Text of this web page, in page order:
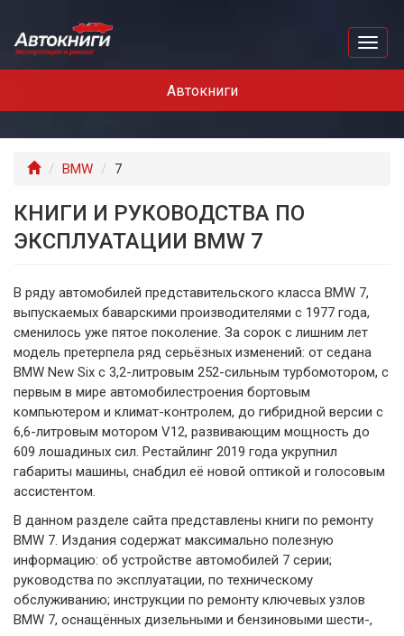
Автокниги
Главная
BMW 7
КНИГИ И РУКОВОДСТВА ПО
ЭКСПЛУАТАЦИИ BMW 7
В ряду автомобилей представительского класса BMW 7,
выпускаемых баварскими производителями с 1977 года,
сменилось уже пятое поколение. За сорок с лишним лет
модель претерпела ряд серьёзных изменений: от седана
BMW New Six с 3,2-литровым 252-сильным турбомотором, с
первым в мире автомобилестроения бортовым
компьютером и климат-контролем, до гибридной версии с
6,6-литровым мотором V12, развивающим мощность до
609 лошадиных сил. Рестайлинг 2019 года укрупнил
габариты машины, снабдил её новой оптикой и голосовым
ассистентом.
В данном разделе сайта представлены книги по ремонту
BMW 7. Издания содержат максимально полезную
информацию: об устройстве автомобилей 7 серии;
руководства по эксплуатации, по техническому
обслуживанию; инструкции по ремонту ключевых узлов
BMW 7, оснащённых дизельными и бензиновыми шести-,